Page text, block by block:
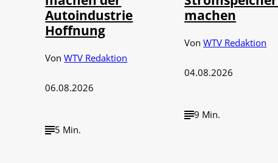
Autoindustrie
Hoffnung
VonWTV Redaktion
06.08.2026
5 Min.
machen
VonWTV Redaktion
04.08.2026
9 Min.